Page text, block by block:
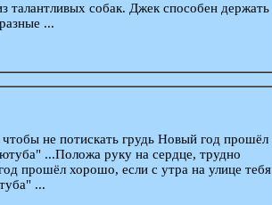
талантливых собак. Джек способен держать
...
не потискать грудь Новый год прошёл
...Положа руку на сердце, трудно
прошёл хорошо, если с утра на улице тебя
...